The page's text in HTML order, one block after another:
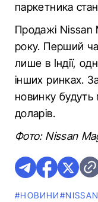
паркетника
Продажі Nissan
року. Перший
лише в Індії,
інших ринках.
новинку будуть
доларів.
Фото: Nissan
#НОВИНИ#NISSAN